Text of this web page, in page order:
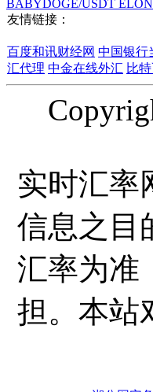
BABYDOGE/USDT
友情链接：
百度和讯财经网 中国银行
汇代理 中金在线外汇 比
实时汇率
信息之目
汇率为准
担。本站